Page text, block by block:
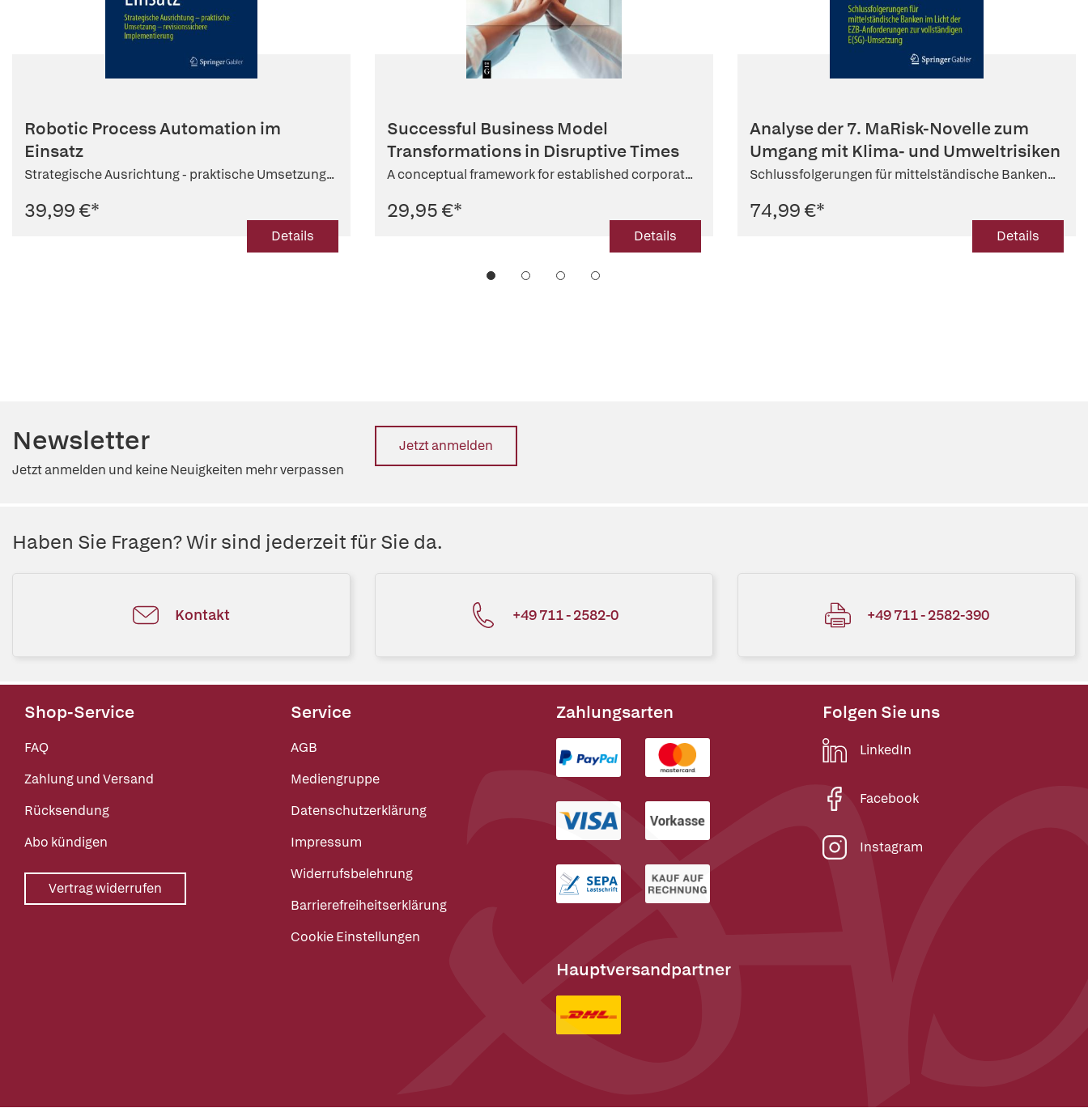
Robotic Process Automation im
Einsatz
Strategische Ausrichtung - praktische Umsetzung...
39,99 €*
Details
Successful Business Model
Transformations in Disruptive Times
A conceptual framework for established corporat...
29,95 €*
Details
Analyse der 7. MaRisk-Novelle zum
Umgang mit Klima- und Umweltrisiken
Schlussfolgerungen für mittelständische Banken...
74,99 €*
Details
Newsletter
Jetzt anmelden und keine Neuigkeiten mehr verpassen
Jetzt anmelden
Haben Sie Fragen? Wir sind jederzeit für Sie da.
Kontakt +49 711 - 2582-0 +49 711 - 2582-390
Shop-Service
FAQ
Zahlung und Versand
Rücksendung
Abo kündigen
Vertrag widerrufen
Service
AGB
Mediengruppe
Datenschutzerklärung
Impressum
Widerrufsbelehrung
Barrierefreiheitserklärung
Cookie Einstellungen
Zahlungsarten
Hauptversandpartner
Folgen Sie uns
LinkedIn
Facebook
Instagram